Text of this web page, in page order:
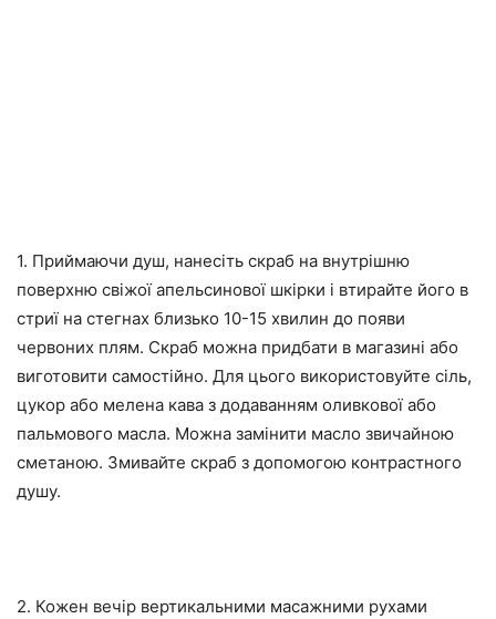
1. Приймаючи душ, нанесіть скраб на внутрішню
поверхню свіжої апельсинової шкірки і втирайте його в
стриї на стегнах близько 10-15 хвилин до появи
червоних плям. Скраб можна придбати в магазині або
виготовити самостійно. Для цього використовуйте сіль,
цукор або мелена кава з додаванням оливкової або
пальмового масла. Можна замінити масло звичайною
сметаною. Змивайте скраб з допомогою контрастного
душу.
2. Кожен вечір вертикальними масажними рухами